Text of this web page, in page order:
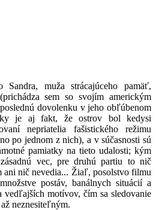
Sandra, muža strácajúceho pamäť,
sem so svojím americkým
dovolenku v jeho obľúbenom
je aj fakt, že ostrov bol kedysi
nepriatelia fašistického režimu
po jednom z nich), a v súčasnosti sú
pamiatky na tieto udalosti; kým
vec, pre druhú partiu to nič
ani nič nevedia... Žiaľ, posolstvo filmu
postáv, banálnych situácií a
motívov, čím sa sledovanie
neznesiteľným.